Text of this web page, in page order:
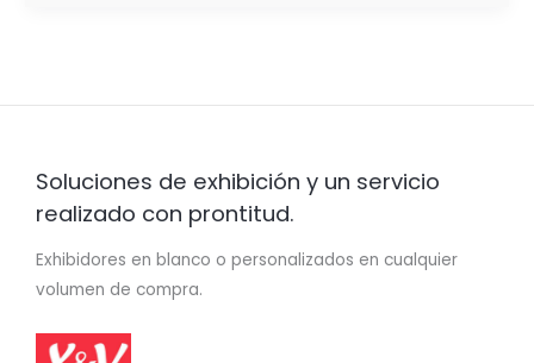
Soluciones de exhibición y un servicio
realizado con prontitud.
Exhibidores en blanco o personalizados en cualquier
volumen de compra.